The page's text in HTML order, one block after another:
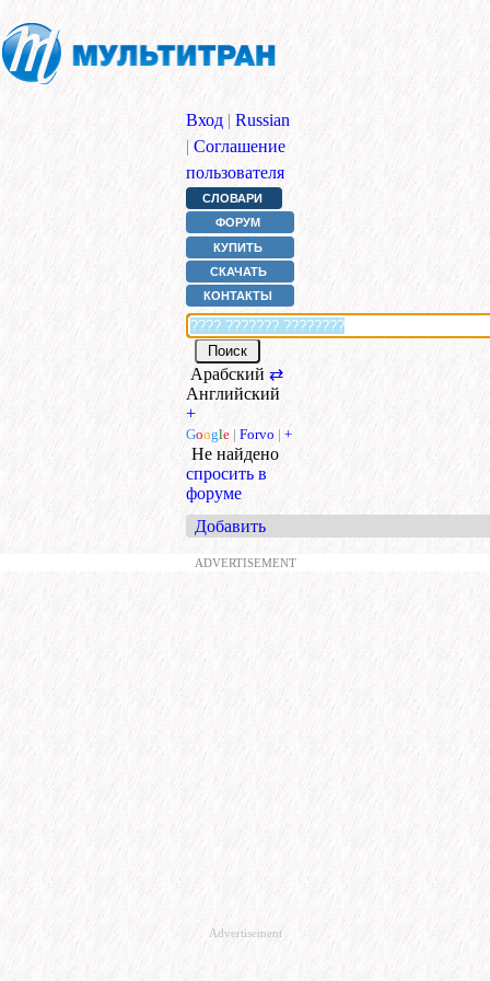
Вход | Russian
| Соглашение
пользователя
СЛОВАРИ
ФОРУМ
КУПИТЬ
СКАЧАТЬ
КОНТАКТЫ
Арабский ⇄
Английский
+
Google | Forvo | +
Не найдено
спросить в
форуме
Добавить
ADVERTISEMENT
Advertisement